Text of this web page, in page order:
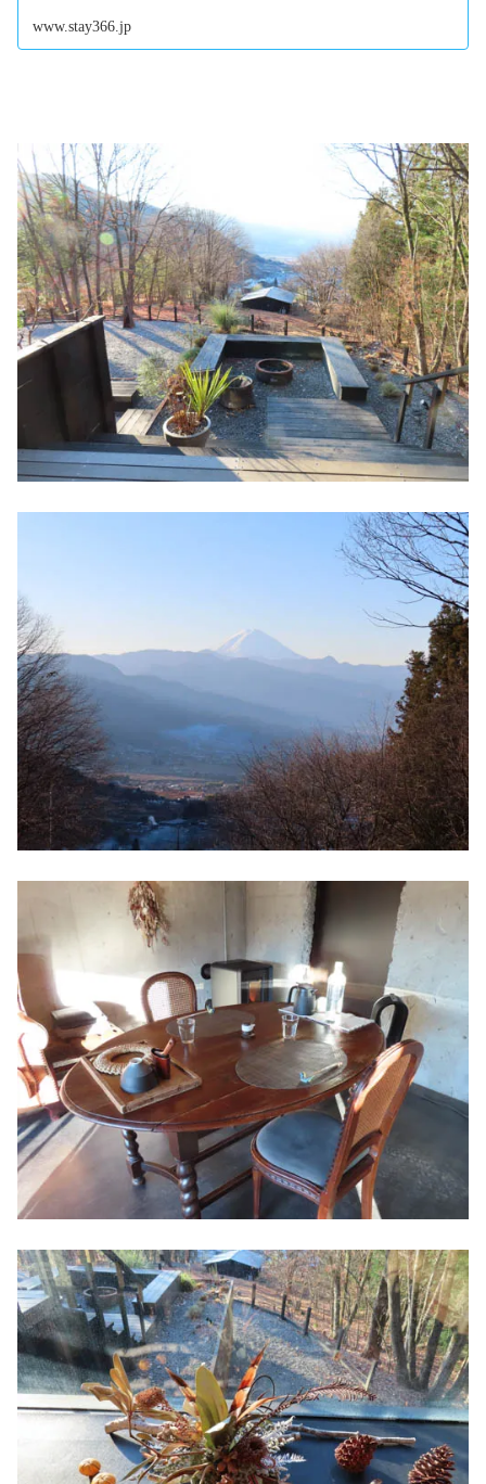
www.stay366.jp